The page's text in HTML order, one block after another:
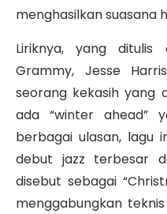
menghasilkan
Liriknya, yang
Grammy, Jesse
seorang kekasih yang
ada “winter ahead”
berbagai ulasan, lagu
debut jazz terbesar
disebut sebagai
menggabungkan